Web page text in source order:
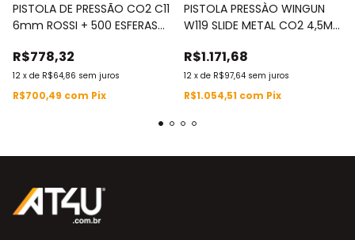
PISTOLA DE PRESSÃO CO2 C11
6mm ROSSI + 500 ESFERAS
SILICONE - SKU 5246
R$778,32
12 x de R$64,86 sem juros
R$700,49 com Pix
PISTOLA PRESSÀO WINGUN
W119 SLIDE METAL CO2 4,5MM
5582
R$1.171,68
12 x de R$97,64 sem juros
R$1.054,51 com Pix